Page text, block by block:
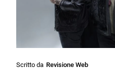
Scritto da Revisione Web